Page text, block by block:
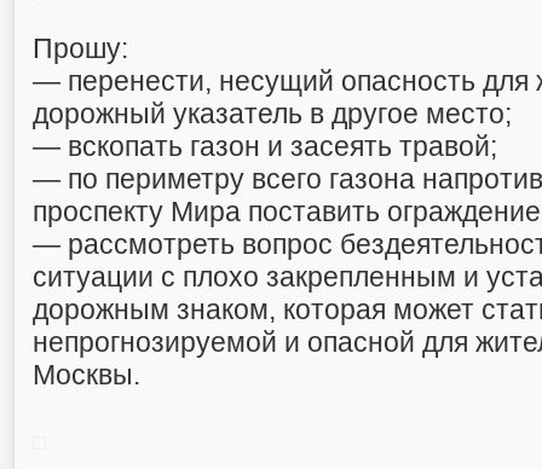
Прошу:
— перенести, несущий опасность для
дорожный указатель в другое место;
— вскопать газон и засеять травой;
— по периметру всего газона
проспекту Мира поставить
— рассмотреть вопрос
ситуации с плохо закрепленным и
дорожным знаком, которая может
непрогнозируемой и опасной для
Москвы.